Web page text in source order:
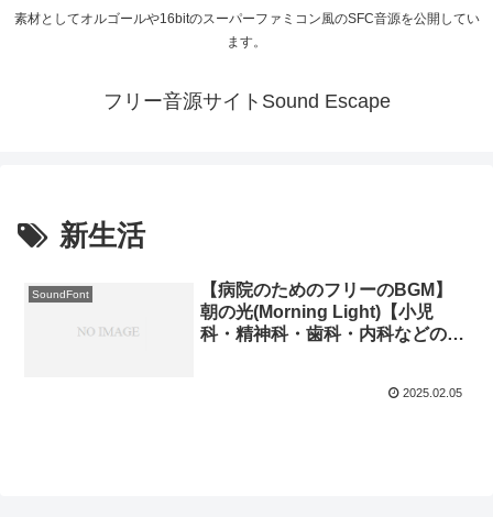
素材としてオルゴールや16bitのスーパーファミコン風のSFC音源を公開してい
ます。
フリー音源サイトSound Escape
新生活
SoundFont
【病院のためのフリーのBGM】
朝の光(Morning Light)【小児
科・精神科・歯科・内科などの待
2025.02.05